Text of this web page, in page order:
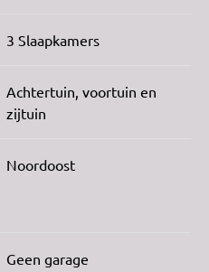
3 Slaapkamers
Achtertuin, voortuin en
zijtuin
Noordoost
Geen garage